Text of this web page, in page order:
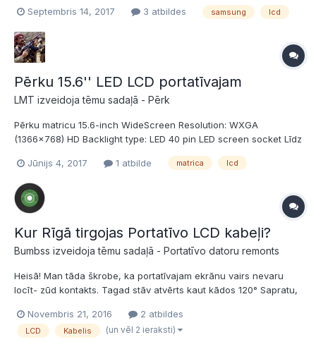
Purvciems - Centrs - Imanta
Septembris 14, 2017 3 atbildes samsung lcd
Pērku 15.6'' LED LCD portatīvajam
LMT izveidoja tēmu sadaļā - Pērk
Pērku matricu 15.6-inch WideScreen Resolution: WXGA
(1366x768) HD Backlight type: LED 40 pin LED screen socket Līdz
pārbaudīšu. Deal vislabāk veikšu Ogrē vai tās tuvumā, ja Rīgā,
tad tālāk par Ķengaragu nav...
Jūnijs 4, 2017 1 atbilde matrica lcd
Kur Rīgā tirgojas Portatīvo LCD kabeļi?
Bumbss izveidoja tēmu sadaļā - Portatīvo datoru remonts
Heisā! Man tāda škrobe, ka portatīvajam ekrānu vairs nevaru
locīt- zūd kontakts. Tagad stāv atvērts kaut kādos 120° Sapratu,
visdrīzāk arī esmu kādā vietā to pārlocījis. Vai Jums ir zināma
vieta Rīgā, kāds e-veikals vai...
Novembris 21, 2016 2 atbildes
LCD Kabelis (un vēl 2 ieraksti)